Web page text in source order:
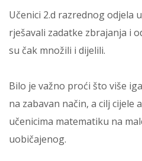
Učenici 2.d razrednog odjela
rješavali zadatke zbrajanja i
su čak množili i dijelili.
Bilo je važno proći što više
na zabavan način, a cilj
učenicima matematiku na
uobičajenog.